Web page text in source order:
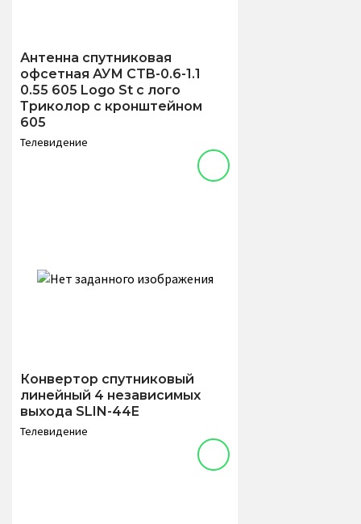
Антенна спутниковая
офсетная АУМ CTB-0.6-1.1
0.55 605 Logo St с лого
Триколор с кронштейном
605
Телевидение
Конвертор спутниковый
линейный 4 независимых
выхода SLIN-44E
Телевидение